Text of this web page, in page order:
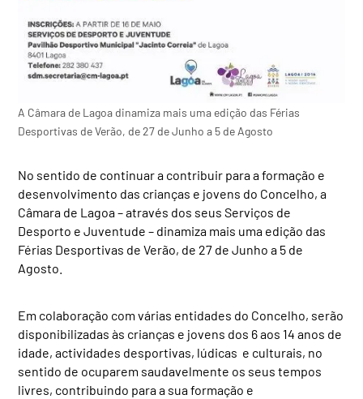
A Câmara de Lagoa dinamiza mais uma edição das Férias
Desportivas de Verão, de 27 de Junho a 5 de Agosto
No sentido de continuar a contribuir para a formação e
desenvolvimento das crianças e jovens do Concelho, a
Câmara de Lagoa – através dos seus Serviços de
Desporto e Juventude – dinamiza mais uma edição das
Férias Desportivas de Verão, de 27 de Junho a 5 de
Agosto.
Em colaboração com várias entidades do Concelho, serão
disponibilizadas às crianças e jovens dos 6 aos 14 anos de
idade, actividades desportivas, lúdicas e culturais, no
sentido de ocuparem saudavelmente os seus tempos
livres, contribuindo para a sua formação e